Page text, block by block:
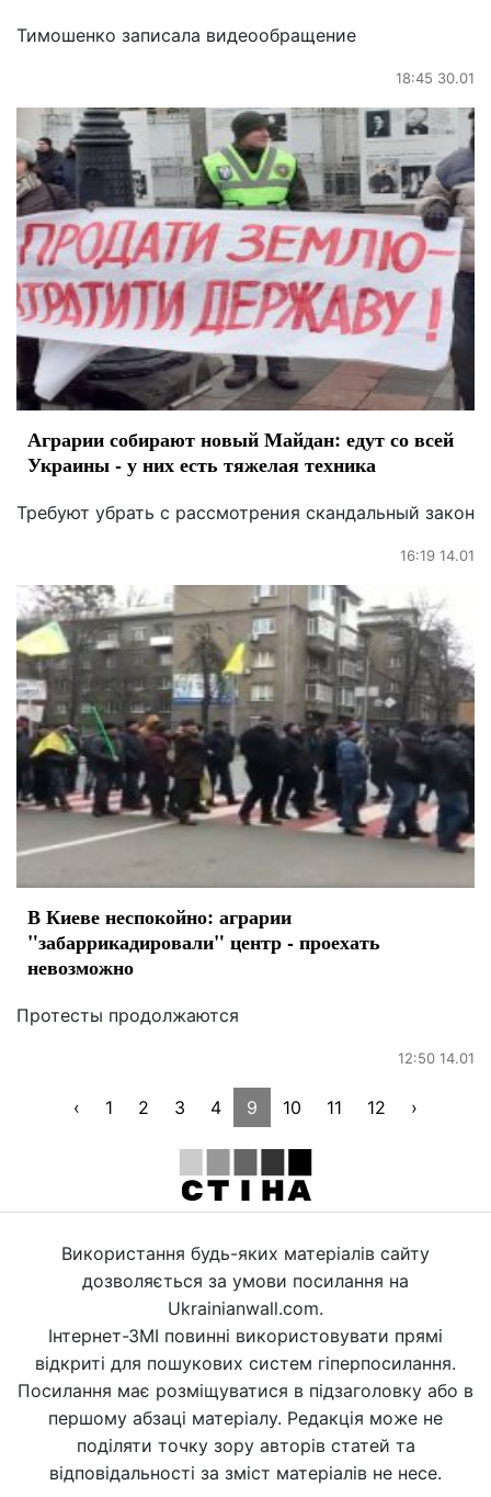
Тимошенко записала видеообращение
18:45 30.01
Аграрии собирают новый Майдан: едут со всей
Украины - у них есть тяжелая техника
Требуют убрать с рассмотрения скандальный закон
16:19 14.01
В Киеве неспокойно: аграрии
"забаррикадировали" центр - проехать
невозможно
Протесты продолжаются
12:50 14.01
‹ 1 2 3 4 9 10 11 12 ›
Використання будь-яких матеріалів сайту
дозволяється за умови посилання на
Ukrainianwall.com.
Інтернет-ЗМІ повинні використовувати прямі
відкриті для пошукових систем гіперпосилання.
Посилання має розміщуватися в підзаголовку або в
першому абзаці матеріалу. Редакція може не
поділяти точку зору авторів статей та
відповідальності за зміст матеріалів не несе.